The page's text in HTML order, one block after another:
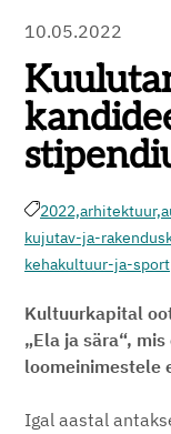
10.05.2022
2022,arhitektuur,
kujutav-ja-
kehakultuur-ja-sport
Kultuurkapital
„Ela ja sära“,
loomeinimestele
Igal aastal